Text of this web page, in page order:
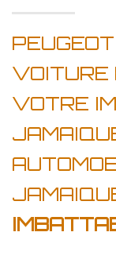
VOITURE
VOTRE